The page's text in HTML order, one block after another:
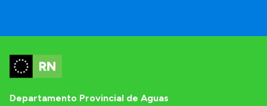
Departamento Provincial de Aguas